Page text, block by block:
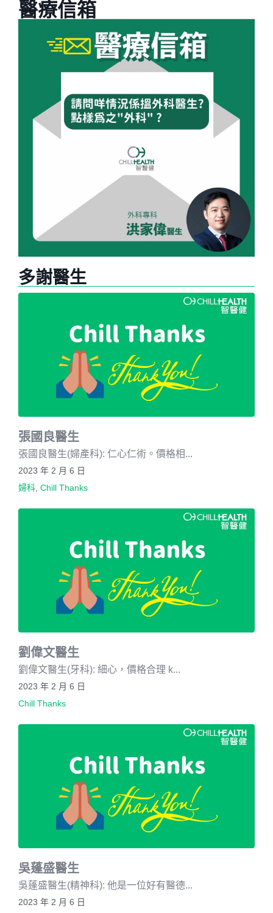
醫療信箱
多謝醫生
張國良醫生
張國良醫生(婦產科): 仁心仁術。價格相...
2023 年 2 月 6 日
婦科 Chill Thanks
劉偉文醫生
劉偉文醫生(牙科): 細心，價格合理 k...
2023 年 2 月 6 日
Chill Thanks
吳蓬盛醫生
吳蓬盛醫生(精神科): 他是一位好有醫德...
2023 年 2 月 6 日